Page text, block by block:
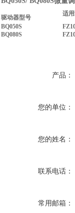
驱动器型号
适
BQ050S
BQ080S
产品：
您的单位：
您的姓名：
联系电话：
常用邮箱：